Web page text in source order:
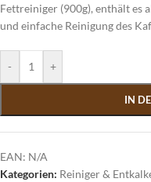
Fettreiniger (900g), enthält es
und einfache Reinigung des
- +
IN
EAN: N/A
Kategorien: Reiniger &